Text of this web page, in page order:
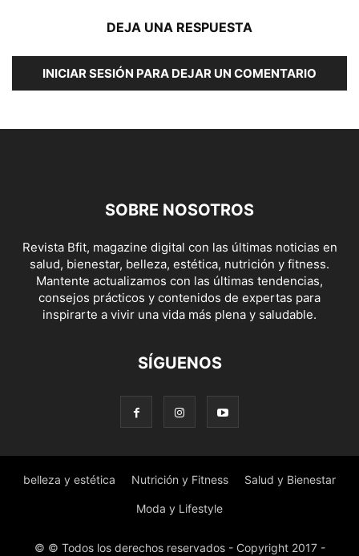
DEJA UNA RESPUESTA
INICIAR SESIÓN PARA DEJAR UN COMENTARIO
SOBRE NOSOTROS
Revista Bfit, magazine digital con las últimas noticias en
salud, bienestar, belleza, estética, nutrición y fitness.
Mantente actualizamos con las últimas tendencias,
consejos prácticos y contenidos de expertas para
inspirarte a vivir una vida más plena y saludable.
SÍGUENOS
belleza y estética Nutrición y Fitness Salud y Bienestar
Moda y Lifestyle
© © Todos los derechos reservados - Copyright 2017 -